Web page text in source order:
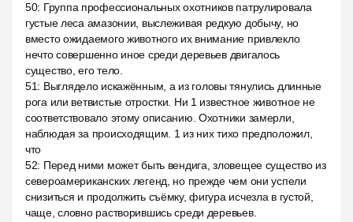
50: Группа профессиональных охотников патрулировала
густые леса амазонии, выслеживая редкую добычу, но
вместо ожидаемого животного их внимание привлекло
нечто совершенно иное среди деревьев двигалось
существо, его тело.
51: Выглядело искажённым, а из головы тянулись длинные
рога или ветвистые отростки. Ни 1 известное животное не
соответствовало этому описанию. Охотники замерли,
наблюдая за происходящим. 1 из них тихо предположил,
что
52: Перед ними может быть вендига, зловещее существо из
североамериканских легенд, но прежде чем они успели
снизиться и продолжить съёмку, фигура исчезла в густой,
чаще, словно растворившись среди деревьев.